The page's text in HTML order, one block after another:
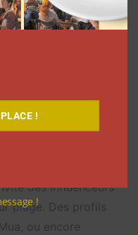
des influenceurs
plage. Des profils
ou encore
!
!